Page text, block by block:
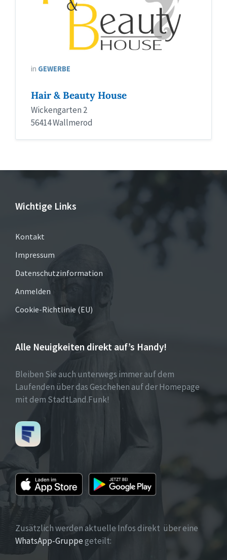
in GEWERBE
Hair & Beauty House
Wickengarten 2
56414 Wallmerod
Wichtige Links
Kontakt
Impressum
Datenschutzinformation
Anmelden
Cookie-Richtlinie (EU)
Alle Neuigkeiten direkt auf’s Handy!
Bleiben Sie auch unterwegs immer auf dem
Laufenden über das Geschehen auf der Homepage
mit dem StadtLand.Funk!
Zusätzlich werden aktuelle Infos direkt über eine
WhatsApp-Gruppegeteilt: